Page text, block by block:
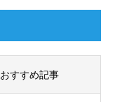
おすすめ記事